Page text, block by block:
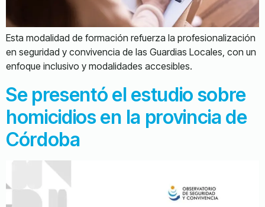
Esta modalidad de formación refuerza la profesionalización
en seguridad y convivencia de las Guardias Locales, con un
enfoque inclusivo y modalidades accesibles.
Se presentó el estudio sobre
homicidios en la provincia de
Córdoba